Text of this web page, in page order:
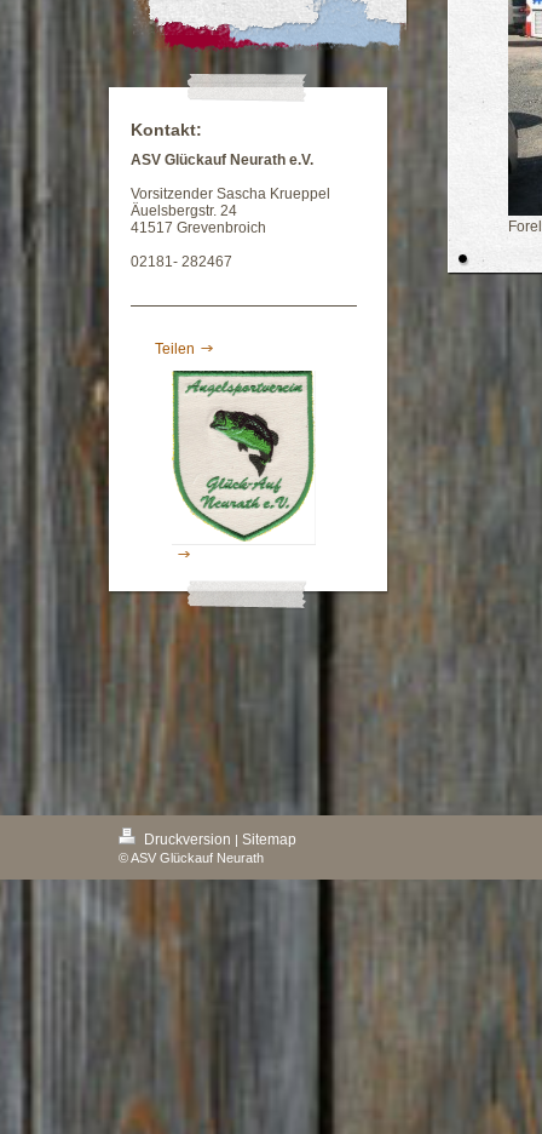
Kontakt:
ASV Glückauf Neurath e.V.
Vorsitzender Sascha Krueppel
Äuelsbergstr. 24
41517 Grevenbroich
02181- 282467
Teilen
Druckversion | Sitemap
© ASV Glückauf Neurath